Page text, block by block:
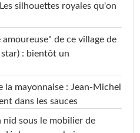
silhouettes royales qu'on
de ce village de
: bientôt un
mayonnaise : Jean-Michel
dans les sauces
sous le mobilier de